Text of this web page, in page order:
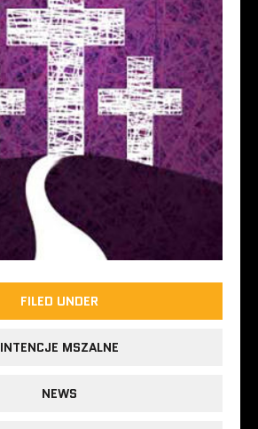
FILED UNDER
INTENCJE MSZALNE
NEWS